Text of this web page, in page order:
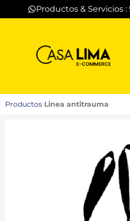
Productos & Servicios :
Productos Linea antitrauma